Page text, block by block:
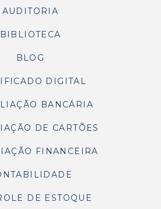
AUDITORIA
BIBLIOTECA
BLOG
DIGITAL
BANCÁRIA
DE CARTÕES
FINANCEIRA
DE ESTOQUE